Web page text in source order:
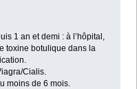
1 an et demi : à l’hôpital,
toxine botulique dans la
Cialis.
moins de 6 mois.